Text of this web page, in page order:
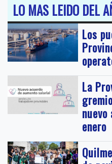
LO MAS LEIDO DEL
Los
La
enero